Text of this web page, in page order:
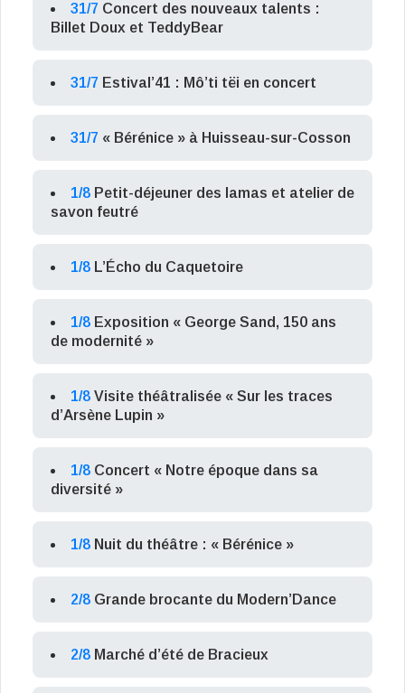
31/7 Concert des nouveaux talents :
Billet Doux et TeddyBear
31/7 Estival’41 : Mô’ti tëi en concert
31/7 « Bérénice » à Huisseau-sur-Cosson
1/8 Petit-déjeuner des lamas et atelier de
savon feutré
1/8 L’Écho du Caquetoire
1/8 Exposition « George Sand, 150 ans
de modernité »
1/8 Visite théâtralisée « Sur les traces
d’Arsène Lupin »
1/8 Concert « Notre époque dans sa
diversité »
1/8 Nuit du théâtre : « Bérénice »
2/8 Grande brocante du Modern’Dance
2/8 Marché d’été de Bracieux